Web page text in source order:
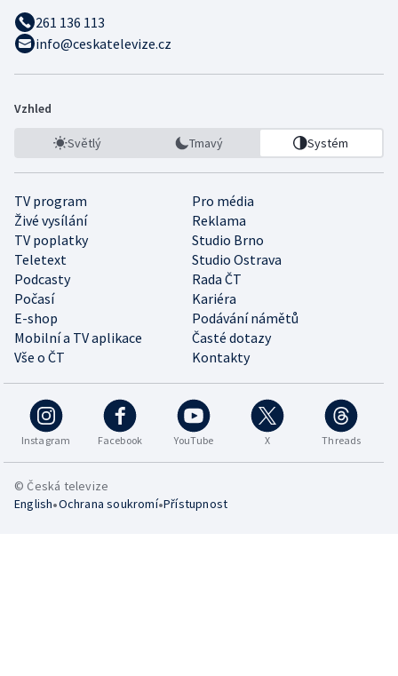
261 136 113
info@ceskatelevize.cz
Vzhled
Světlý Tmavý Systém
TV program
Pro média
Živé vysílání
Reklama
TV poplatky
Studio Brno
Teletext
Studio Ostrava
Podcasty
Rada ČT
Počasí
Kariéra
E-shop
Podávání námětů
Mobilní a TV aplikace
Časté dotazy
Vše o ČT
Kontakty
Instagram Facebook YouTube X Threads
© Česká televize
English•Ochrana soukromí•Přístupnost